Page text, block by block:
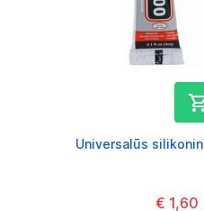
Universalūs
Kaina
€ 1,60